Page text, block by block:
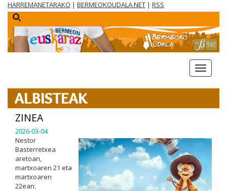
HARREMANETARAKO | BERMEOKOUDALA.NET | RSS
menua
ALBISTEAK
ZINEA
2026-03-04
Nestor
Basterretxea
aretoan,
martxoaren 21 eta
martxoaren
22ean.